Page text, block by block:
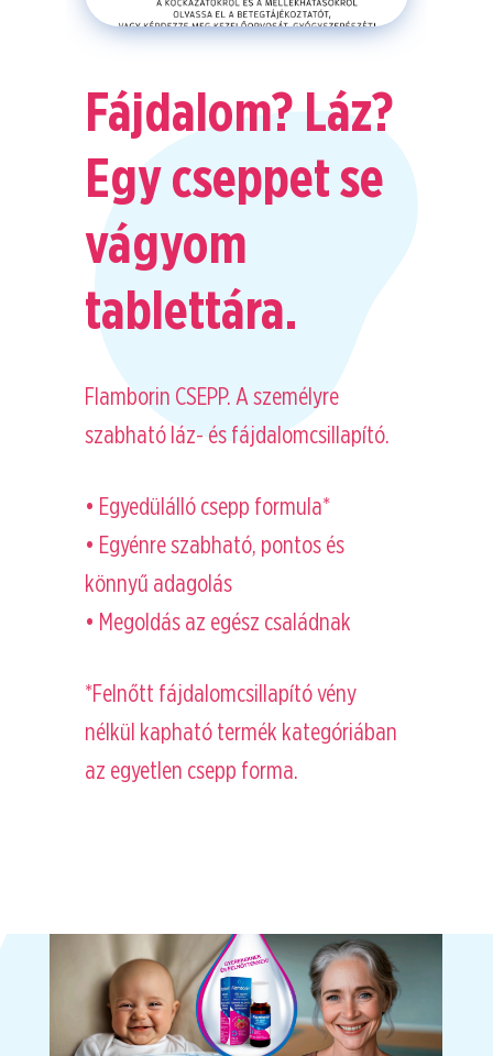
Fájdalom? Láz?
Egy cseppet se
vágyom
tablettára.
Flamborin CSEPP. A személyre
szabható láz- és fájdalomcsillapító.
• Egyedülálló csepp formula*
• Egyénre szabható, pontos és
könnyű adagolás
• Megoldás az egész családnak
*Felnőtt fájdalomcsillapító vény
nélkül kapható termék kategóriában
az egyetlen csepp forma.